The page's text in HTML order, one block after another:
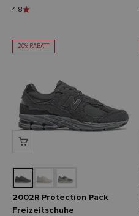
4.8
20% RABATT
2002R Protection Pack
Freizeitschuhe